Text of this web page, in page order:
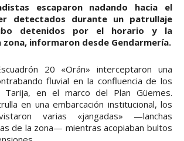
escaparon nadando hacia el
detectados durante un patrullaje
detenidos por el horario y la
informaron desde Gendarmería.
20 «Orán» interceptaron una
fluvial en la confluencia de los
en el marco del Plan Güemes.
en una embarcación institucional, los
varias «jangadas» —lanchas
de la zona— mientras acopiaban bultos